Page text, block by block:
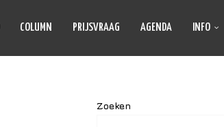
COLUMN PRIJSVRAAG AGENDA INFO
Zoeken